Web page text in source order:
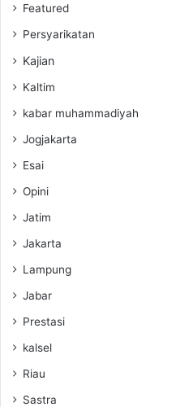
Featured
Persyarikatan
Kajian
Kaltim
kabar muhammadiyah
Jogjakarta
Esai
Opini
Jatim
Jakarta
Lampung
Jabar
Prestasi
kalsel
Riau
Sastra